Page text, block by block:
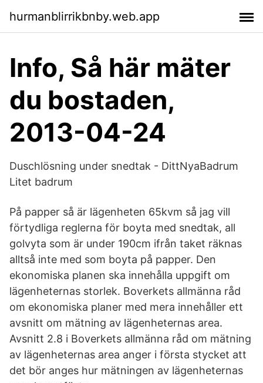
hurmanblirrikbnby.web.app
Info, Så här mäter
du bostaden,
2013-04-24
Duschlösning under snedtak - DittNyaBadrum
Litet badrum
På papper så är lägenheten 65kvm så jag vill
förtydliga reglerna för boyta med snedtak, all
golvyta som är under 190cm ifrån taket räknas
alltså inte med som boyta på papper. Den
ekonomiska planen ska innehålla uppgift om
lägenheternas storlek. Boverkets allmänna råd
om ekonomiska planer med mera innehåller ett
avsnitt om mätning av lägenheternas area.
Avsnitt 2.8 i Boverkets allmänna råd om mätning
av lägenheternas area anger i första stycket att
det bör anges hur mätningen av lägenheternas